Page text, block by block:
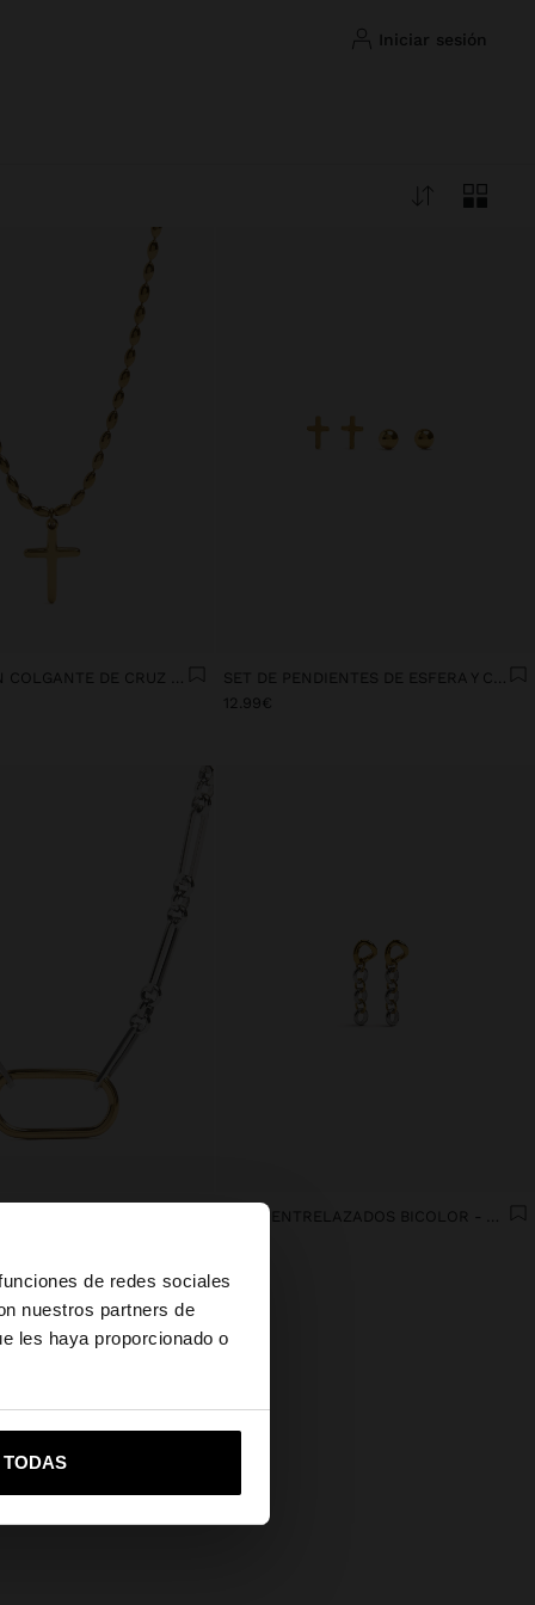
de redes sociales
nuestros partners de
les haya proporcionado o
TODAS
iniciar sesión
×
a United States
COLLAR CON COLGANTE DE CRUZ - ACERO INOXIDABLE
SET DE PENDIENTES DE ESFERA Y CRUZ - ACERO INOXIDABLE
12.99€
AROS ENTRELAZADOS BICOLOR - ACERO INOXIDABLE